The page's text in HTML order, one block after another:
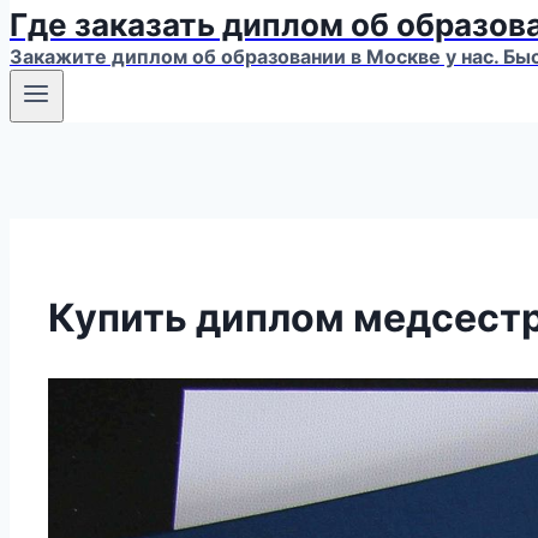
Где заказать диплом об
Закажите диплом об образовании в Москве у нас.
Купить диплом